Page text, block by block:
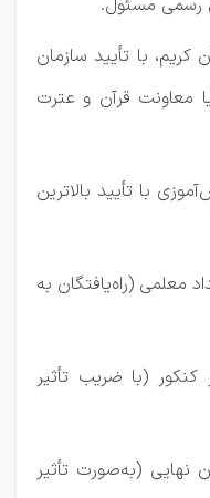
رسمی مسئول.
15 و 20 جزء قرآن کریم، با تأیید سازمان
یا معاونت قرآن و عترت
با تأیید بالاترین
معلمی (راه‌یافتگان به
1000 کشوری در کنکور (با ضریب تأثیر
معدل 16 در آزمون نهایی (به‌صورت تأثیر